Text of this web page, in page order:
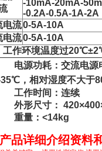
-10mA-20mA-
-0.2A-0.5A-1A-2A
电流0-5A-10A
电流0-5A-10A
工作环境温度过
功耗：交流电源电
，相对湿度不大于
时间：连续
尺寸：
量：<14kg
品详细介绍资料